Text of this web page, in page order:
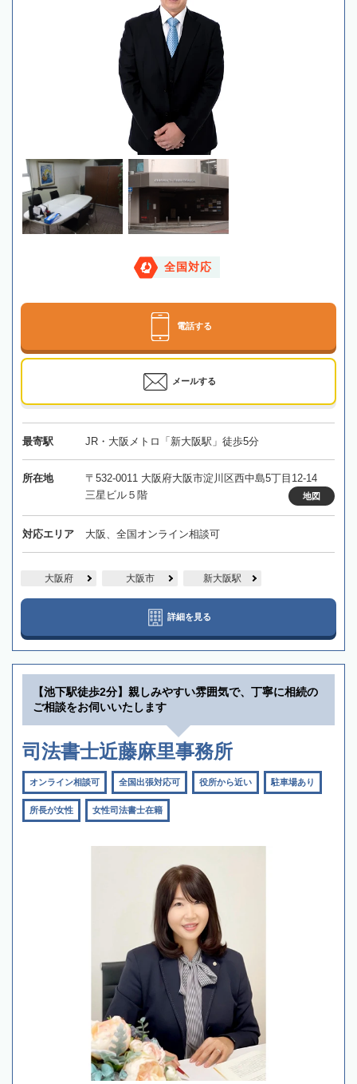
全国対応
電話する
メールする
最寄駅 JR・大阪メトロ「新大阪駅」徒歩5分
所在地
〒532-0011 大阪府大阪市淀川区西中島5丁目12-14
三星ビル５階
地図
対応エリア 大阪、全国オンライン相談可
大阪府 大阪市 新大阪駅
詳細を見る
【池下駅徒歩2分】親しみやすい雰囲気で、丁寧に相続の
ご相談をお伺いいたします
司法書士近藤麻里事務所
オンライン相談可 全国出張対応可 役所から近い 駐車場あり
所長が女性 女性司法書士在籍